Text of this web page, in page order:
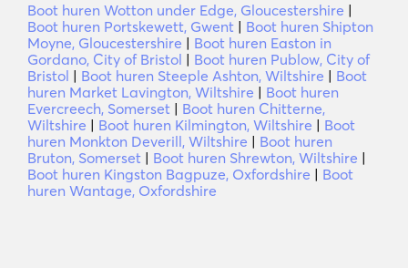
Boot huren Wotton under Edge, Gloucestershire |
Boot huren Portskewett, Gwent | Boot huren Shipton
Moyne, Gloucestershire | Boot huren Easton in
Gordano, City of Bristol | Boot huren Publow, City of
Bristol | Boot huren Steeple Ashton, Wiltshire | Boot
huren Market Lavington, Wiltshire | Boot huren
Evercreech, Somerset | Boot huren Chitterne,
Wiltshire | Boot huren Kilmington, Wiltshire | Boot
huren Monkton Deverill, Wiltshire | Boot huren
Bruton, Somerset | Boot huren Shrewton, Wiltshire |
Boot huren Kingston Bagpuze, Oxfordshire | Boot
huren Wantage, Oxfordshire